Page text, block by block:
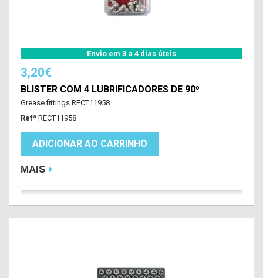
Envio em 3 a 4 dias úteis
3,20€
BLISTER COM 4 LUBRIFICADORES DE 90º
Grease fittings RECT11958
Refª RECT11958
ADICIONAR AO CARRINHO
MAIS